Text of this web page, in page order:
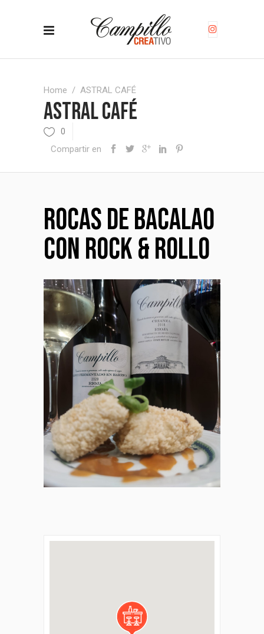
Home / ASTRAL CAFÉ
ASTRAL CAFÉ
0
Compartir en
Rocas de Bacalao
con Rock & Rollo